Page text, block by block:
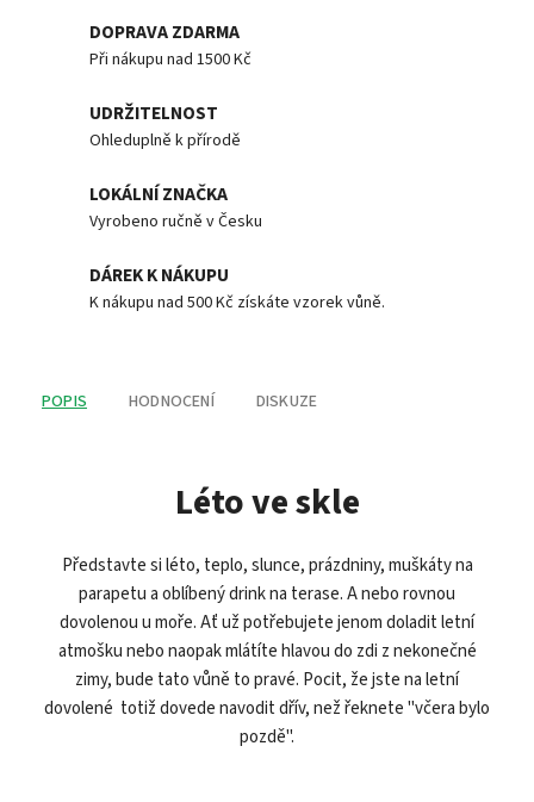
DOPRAVA ZDARMA
Při nákupu nad 1500 Kč
UDRŽITELNOST
Ohleduplně k přírodě
LOKÁLNÍ ZNAČKA
Vyrobeno ručně v Česku
DÁREK K NÁKUPU
K nákupu nad 500 Kč získáte vzorek vůně.
POPIS HODNOCENÍ DISKUZE
Léto ve skle
Představte si léto, teplo, slunce, prázdniny, muškáty na
parapetu a oblíbený drink na terase. A nebo rovnou
dovolenou u moře. Ať už potřebujete jenom doladit letní
atmošku nebo naopak mlátíte hlavou do zdi z nekonečné
zimy, bude tato vůně to pravé. Pocit, že jste na letní
dovolené totiž dovede navodit dřív, než řeknete "včera bylo
pozdě".